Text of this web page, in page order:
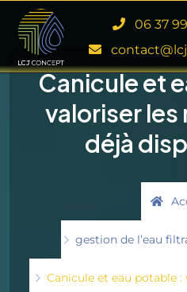
06 37
Canicule et
valoriser
déjà
gestion de l’eau
Canicule et eau potable